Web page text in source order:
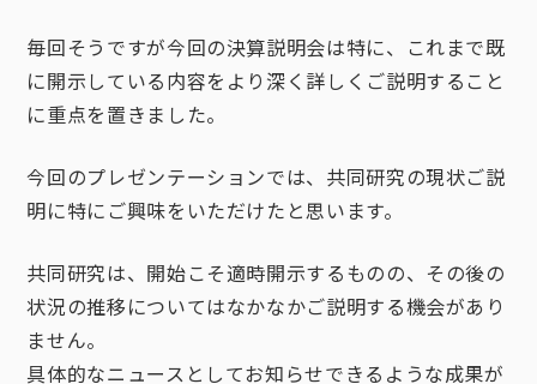
毎回そうですが今回の決算説明会は特に、これまで既
に開示している内容をより深く詳しくご説明すること
に重点を置きました。
今回のプレゼンテーションでは、共同研究の現状ご説
明に特にご興味をいただけたと思います。
共同研究は、開始こそ適時開示するものの、その後の
状況の推移についてはなかなかご説明する機会があり
ません。
具体的なニュースとしてお知らせできるような成果が